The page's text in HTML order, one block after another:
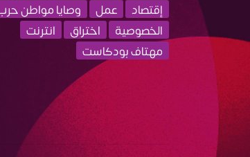
إقتصاد
عمل وصايا مواطن
الخصوصية
اختراق
انترنت
مهتاف بودكاست